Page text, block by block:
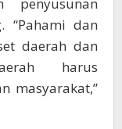
penyusunan
“Pahami dan
daerah dan
harus
masyarakat,”